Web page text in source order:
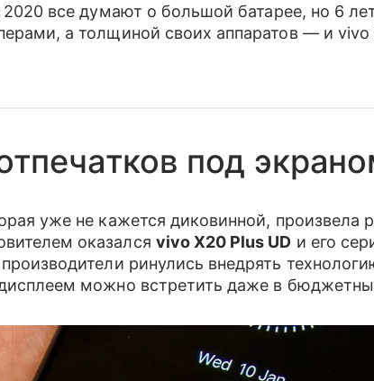
2020 все думают о большой батарее, но 6
а толщиной своих аппаратов — и
под
уже не кажется диковинной, произвела
оказался vivo X20 Plus UD и его
ринулись внедрять
можно встретить даже в